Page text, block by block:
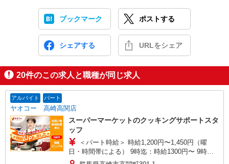
ブックマーク ポストする
シェアする URLをシェア
20件のこの求人と職種が同じ求人
アルバイト パート
ヤオコー 高崎高関店
スーパーマーケットのクッキングサポートスタ
ッフ
＜パート時給＞ 時給1,200円〜1,450円（曜
日・時間帯による） 9時迄：時給1300円〜 9時以
降：時給1200円〜 16時以降：時給1350円〜 ★土